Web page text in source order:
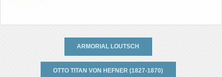
ARMORIAL LOUTSCH
OTTO TITAN VON HEFNER (1827-1870)